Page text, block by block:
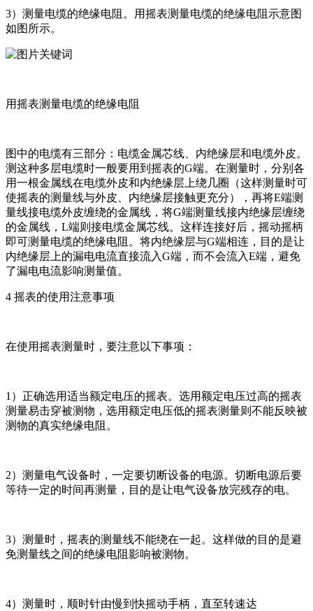
3）测量电缆的绝缘电阻。用摇表测量电缆的绝缘电阻示意图
如图所示。
用摇表测量电缆的绝缘电阻
图中的电缆有三部分：电缆金属芯线、内绝缘层和电缆外皮。
测这种多层电缆时一般要用到摇表的G端。在测量时，分别各
用一根金属线在电缆外皮和内绝缘层上绕几圈（这样测量时可
使摇表的测量线与外皮、内绝缘层接触更充分），再将E端测
量线接电缆外皮缠绕的金属线，将G端测量线接内绝缘层缠绕
的金属线，L端则接电缆金属芯线。这样连接好后，摇动摇柄
即可测量电缆的绝缘电阻。将内绝缘层与G端相连，目的是让
内绝缘层上的漏电电流直接流入G端，而不会流入E端，避免
了漏电电流影响测量值。
4 摇表的使用注意事项
在使用摇表测量时，要注意以下事项：
1）正确选用适当额定电压的摇表。选用额定电压过高的摇表
测量易击穿被测物，选用额定电压低的摇表测量则不能反映被
测物的真实绝缘电阻。
2）测量电气设备时，一定要切断设备的电源。切断电源后要
等待一定的时间再测量，目的是让电气设备放完残存的电。
3）测量时，摇表的测量线不能绕在一起。这样做的目的是避
免测量线之间的绝缘电阻影响被测物。
4）测量时，顺时针由慢到快摇动手柄，直至转速达